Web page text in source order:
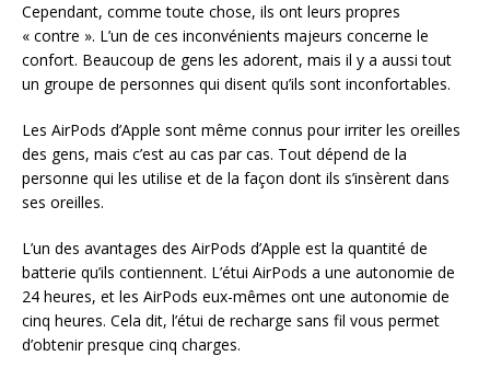
Cependant, comme toute chose, ils ont leurs propres
« contre ». L’un de ces inconvénients majeurs concerne le
confort. Beaucoup de gens les adorent, mais il y a aussi tout
un groupe de personnes qui disent qu’ils sont inconfortables.
Les AirPods d’Apple sont même connus pour irriter les oreilles
des gens, mais c’est au cas par cas. Tout dépend de la
personne qui les utilise et de la façon dont ils s’insèrent dans
ses oreilles.
L’un des avantages des AirPods d’Apple est la quantité de
batterie qu’ils contiennent. L’étui AirPods a une autonomie de
24 heures, et les AirPods eux-mêmes ont une autonomie de
cinq heures. Cela dit, l’étui de recharge sans fil vous permet
d’obtenir presque cinq charges.